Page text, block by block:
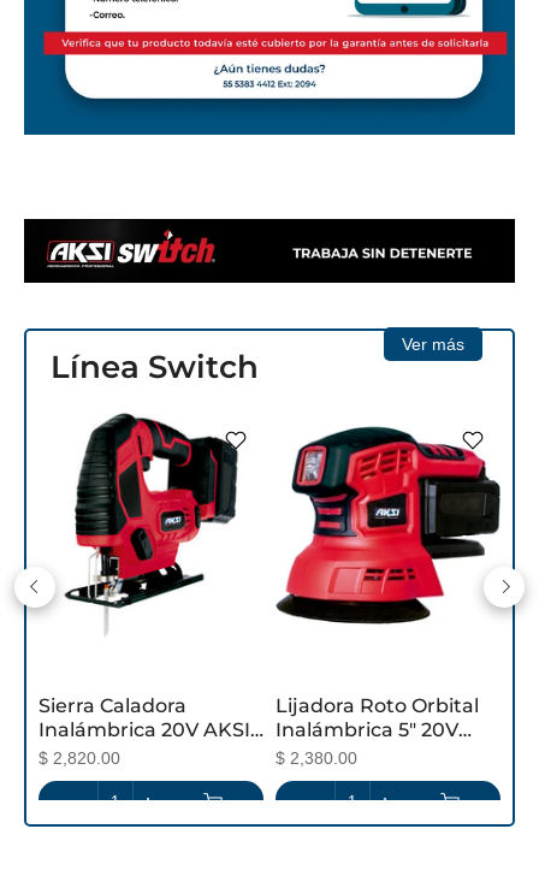
Línea Switch
Ver más
Sierra Caladora
Inalámbrica 20V AKSI
SWITCH Profesional
$ 2,820.00
Lijadora Roto Orbital
Inalámbrica 5" 20V
AKSI SWITCH
$ 2,380.00